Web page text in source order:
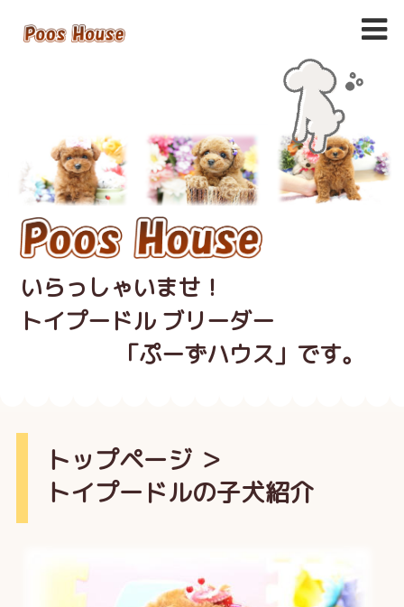
いらっしゃいませ！
トイプードル ブリーダー
「ぷーずハウス」です。
トップページ＞
トイプードルの子犬紹介